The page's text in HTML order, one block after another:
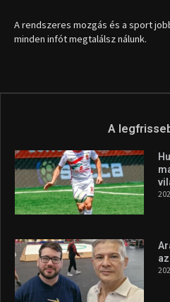
A rendszeres mozgás és a sport
minden infót megtalálsz nálunk.
A